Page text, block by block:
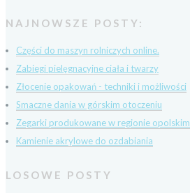
NAJNOWSZE POSTY:
Części do maszyn rolniczych online.
Zabiegi pielęgnacyjne ciała i twarzy
Złocenie opakowań - techniki i możliwości
Smaczne dania w górskim otoczeniu
Zegarki produkowane w regionie opolskim
Kamienie akrylowe do ozdabiania
LOSOWE POSTY